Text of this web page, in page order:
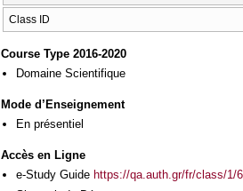
Class ID
Course Type 2016-2020
Domaine Scientifique
Mode d’Enseignement
En présentiel
Accès en Ligne
e-Study Guide https://qa.auth.gr/fr/class/1/